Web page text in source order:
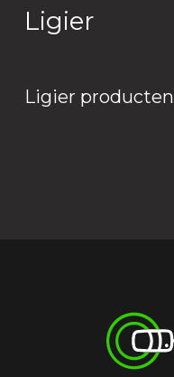
Ligier
Ligier producten